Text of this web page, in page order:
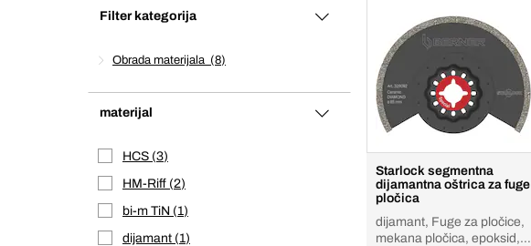
Filter kategorija
Obrada materijala 8
materijal
HCS 3
HM-Riff 2
bi-m TiN
1
dijamant 1
Starlock segmentna
dijamantna oštrica za fuge
pločica
dijamant, Fuge za pločice,
mekana pločica, epoksid,